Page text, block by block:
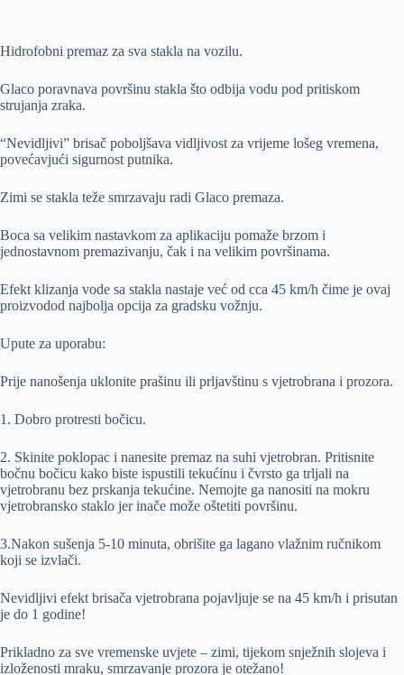
Hidrofobni premaz za sva stakla na vozilu.
Glaco poravnava površinu stakla što odbija vodu pod pritiskom
strujanja zraka.
“Nevidljivi” brisač poboljšava vidljivost za vrijeme lošeg vremena,
povećavjući sigurnost putnika.
Zimi se stakla teže smrzavaju radi Glaco premaza.
Boca sa velikim nastavkom za aplikaciju pomaže brzom i
jednostavnom premazivanju, čak i na velikim površinama.
Efekt klizanja vode sa stakla nastaje već od cca 45 km/h čime je ovaj
proizvodod najbolja opcija za gradsku vožnju.
Upute za uporabu:
Prije nanošenja uklonite prašinu ili prljavštinu s vjetrobrana i prozora.
1. Dobro protresti bočicu.
2. Skinite poklopac i nanesite premaz na suhi vjetrobran. Pritisnite
bočnu bočicu kako biste ispustili tekućinu i čvrsto ga trljali na
vjetrobranu bez prskanja tekućine. Nemojte ga nanositi na mokru
vjetrobransko staklo jer inače može oštetiti površinu.
3.Nakon sušenja 5-10 minuta, obrišite ga lagano vlažnim ručnikom
koji se izvlači.
Nevidljivi efekt brisača vjetrobrana pojavljuje se na 45 km/h i prisutan
je do 1 godine!
Prikladno za sve vremenske uvjete – zimi, tijekom snježnih slojeva i
izloženosti mraku, smrzavanje prozora je otežano!